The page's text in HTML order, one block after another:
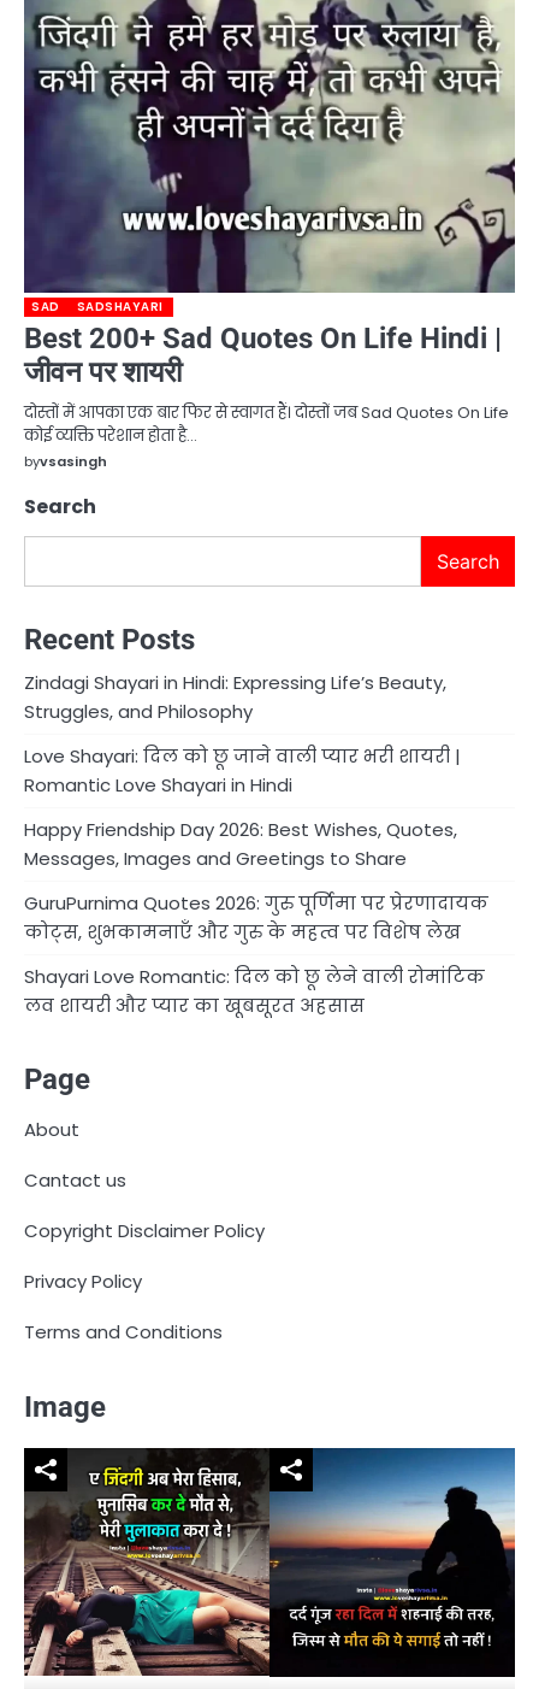
SAD SADSHAYARI
Best 200+ Sad Quotes On Life Hindi |
जीवन पर शायरी
दोस्तों में आपका एक बार फिर से स्वागत हैं। दोस्तों जब Sad Quotes On Life
कोई व्यक्ति परेशान होता है…
byvsasingh
Search
Search
Recent Posts
Zindagi Shayari in Hindi: Expressing Life’s Beauty,
Struggles, and Philosophy
Love Shayari: दिल को छू जाने वाली प्यार भरी शायरी |
Romantic Love Shayari in Hindi
Happy Friendship Day 2026: Best Wishes, Quotes,
Messages, Images and Greetings to Share
GuruPurnima Quotes 2026: गुरु पूर्णिमा पर प्रेरणादायक
कोट्स, शुभकामनाएँ और गुरु के महत्व पर विशेष लेख
Shayari Love Romantic: दिल को छू लेने वाली रोमांटिक
लव शायरी और प्यार का खूबसूरत अहसास
Page
About
Cantact us
Copyright Disclaimer Policy
Privacy Policy
Terms and Conditions
Image